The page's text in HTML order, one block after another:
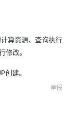
算资源、查询执行
修改。
创建。
举报